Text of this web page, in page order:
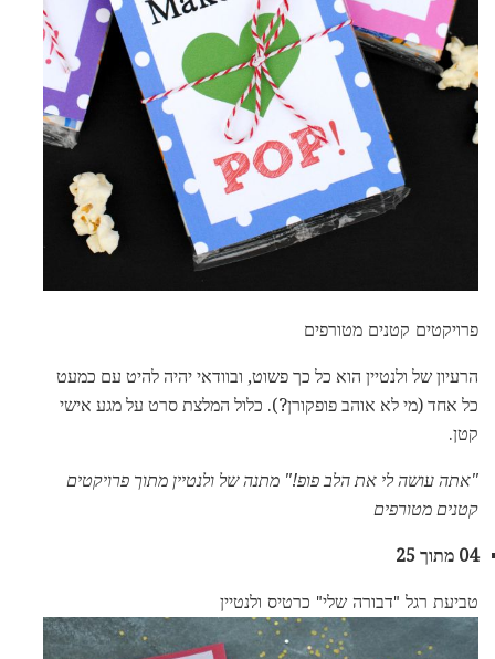
פרויקטים קטנים מטורפים
הרעיון של ולנטיין הוא כל כך פשוט, ובוודאי יהיה להיט עם כמעט
כל אחד (מי לא אוהב פופקורן?). כלול המלצת סרט על מגע אישי
קטן.
"אתה עושה לי את הלב פופ!" מתנה של ולנטיין מתוך פרויקטים
קטנים מטורפים
04 מתוך 25
טביעת רגל "דבורה שלי" כרטיס ולנטיין